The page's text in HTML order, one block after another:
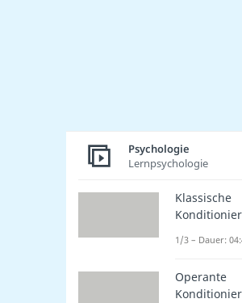
Psychologie
Lernpsychologie
Klassische
1/3 – Dauer:
Operante